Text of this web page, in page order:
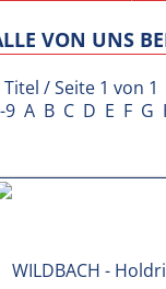
VON UNS
Titel / Seite 1 von 1
9 A B C D E F G